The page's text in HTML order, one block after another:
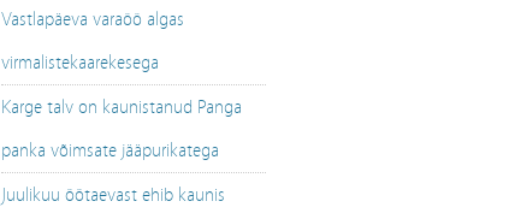
Vastlapäeva varaöö algas
virmalistekaarekesega
Karge talv on kaunistanud Panga
panka võimsate jääpurikatega
Juulikuu öötaevast ehib kaunis